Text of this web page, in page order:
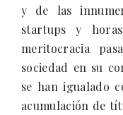
y de las
startups y
meritocracia
sociedad en su
se han igualado
acumulación de